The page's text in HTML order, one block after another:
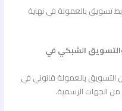
تسويق بالعمولة في نهاية
الشبكي في
التسويق بالعمولة قانوني في
الجهات الرسمية.